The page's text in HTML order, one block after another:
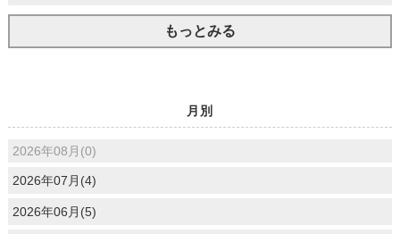
もっとみる
月別
2026年08月(0)
2026年07月(4)
2026年06月(5)